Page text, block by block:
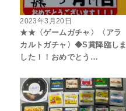
2023年3月20日
★★〈ゲームガチャ〉〈アラ
カルトガチャ〉◆S賞降臨しま
した！！おめでとう…